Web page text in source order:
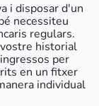
i disposar d'un
necessiteu
regulars.
historial
per
en un fitxer
individual